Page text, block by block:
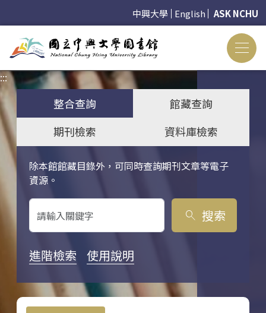
中興大學 English ASK NCHU
:::
整合查詢
館藏查詢
期刊檢索
資料庫檢索
除本館館藏目錄外，可同時查詢期刊文章等電子
資源。
關鍵字搜尋
search 搜索
進階檢索 使用說明